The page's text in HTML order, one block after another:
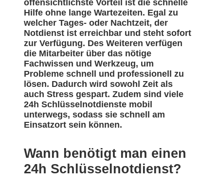
offensichtlichste Vorteil ist die schnelle
Hilfe ohne lange Wartezeiten. Egal zu
welcher Tages- oder Nachtzeit, der
Notdienst ist erreichbar und steht sofort
zur Verfügung. Des Weiteren verfügen
die Mitarbeiter über das nötige
Fachwissen und Werkzeug, um
Probleme schnell und professionell zu
lösen. Dadurch wird sowohl Zeit als
auch Stress gespart. Zudem sind viele
24h Schlüsselnotdienste mobil
unterwegs, sodass sie schnell am
Einsatzort sein können.
Wann benötigt man einen
24h Schlüsselnotdienst?